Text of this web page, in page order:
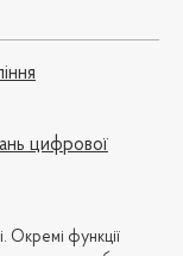
цифрової
Окремі функції